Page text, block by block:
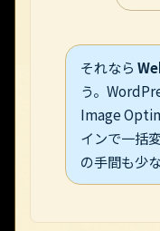
それなら
う。
Image
インで一括
の手間も少